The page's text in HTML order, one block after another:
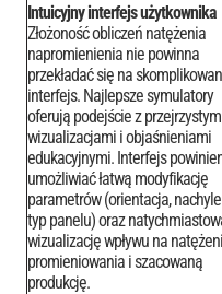
Intuicyjny interfejs użytkownika
Złożoność obliczeń natężenia
napromienienia nie powinna
przekładać się na
interfejs. Najlepsze symulatory
oferują podejście z
wizualizacjami i objaśnieniami
edukacyjnymi. Interfejs
umożliwiać łatwą modyfikację
parametrów (orientacja,
typ panelu) oraz
wizualizację wpływu na
promieniowania i szacowaną
produkcję.